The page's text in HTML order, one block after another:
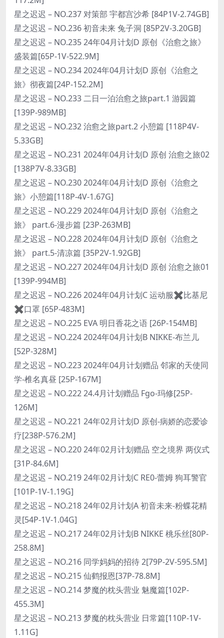
星之迟迟 – NO.237 对策部 宇都宫沙希 [84P1V-2.74GB]
星之迟迟 – NO.236 初音未来 兔子洞 [85P2V-3.20GB]
星之迟迟 – NO.235 24年04月计划D 原创《治愈之旅》
盛装篇[65P-1V-522.9M]
星之迟迟 – NO.234 2024年04月计划D 原创《治愈之
旅》彻夜篇[24P-152.2M]
星之迟迟 – NO.233 二日一泊治愈之旅part.1 游园篇
[139P-989MB]
星之迟迟 – NO.232 治愈之旅part.2 小憩篇 [118P4V-
5.33GB]
星之迟迟 – NO.231 2024年04月计划D 原创 治愈之旅02
[138P7V-8.33GB]
星之迟迟 – NO.230 2024年04月计划D 原创《治愈之
旅》小憩篇[118P-4V-1.67G]
星之迟迟 – NO.229 2024年04月计划D 原创《治愈之
旅》 part.6-漫步篇 [23P-263MB]
星之迟迟 – NO.228 2024年04月计划D 原创《治愈之
旅》 part.5-清凉篇 [35P2V-1.92GB]
星之迟迟 – NO.227 2024年04月计划D 原创 治愈之旅01
[139P-994MB]
星之迟迟 – NO.226 2024年04月计划C 运动服✖比基尼
✖️口罩 [65P-483M]
星之迟迟 – NO.225 EVA 明日香花之语 [26P-154MB]
星之迟迟 – NO.224 2024年04月计划B NIKKE-布兰儿
[52P-328M]
星之迟迟 – NO.223 2024年04月计划赠品 邻家的天使同
学-椎名真昼 [25P-167M]
星之迟迟 – NO.222 24.4月计划赠品 Fgo-玛修[25P-
126M]
星之迟迟 – NO.221 24年02月计划D 原创-病娇的恋爱诊
疗[238P-576.2M]
星之迟迟 – NO.220 24年02月计划赠品 空之境界 两仪式
[31P-84.6M]
星之迟迟 – NO.219 24年02月计划C RE0-蕾姆 狗耳警官
[101P-1V-1.19G]
星之迟迟 – NO.218 24年02月计划A 初音未来-粉蝶花精
灵[54P-1V-1.04G]
星之迟迟 – NO.217 24年02月计划B NIKKE 桃乐丝[80P-
258.8M]
星之迟迟 – NO.216 同学妈妈的招待 2[79P-2V-595.5M]
星之迟迟 – NO.215 仙鹤报恩[37P-78.8M]
星之迟迟 – NO.214 梦魔的枕头营业 魅魔篇[102P-
455.3M]
星之迟迟 – NO.213 梦魔的枕头营业 日常篇[110P-1V-
1.11G]